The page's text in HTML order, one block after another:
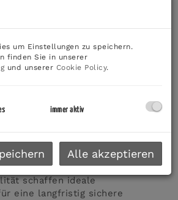
- Anleger
möglich! ***
befindet sich im 3. Etage
benötigen. Vier gut
eröffnen vielfältige
Homeoffice,
oder einladendes
durchdachte Raumaufteilung und
schaffen ideale
eine langfristig sichere
um Einstellungen zu speichern.
finden Sie in unserer
und unserer Cookie Policy.
immer aktiv
Alle akzeptieren